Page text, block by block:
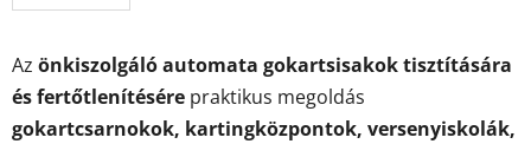
Az önkiszolgáló automata gokartsisakok tisztítására
és fertőtlenítésére praktikus megoldás
gokartcsarnokok, kartingközpontok, versenyiskolák,